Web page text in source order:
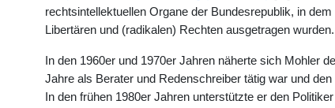
rechtsintellektuellen Organe der Bundesrepublik, in
Libertären und (radikalen) Rechten ausgetragen wurden.
In den 1960er und 1970er Jahren näherte sich Mohler
Jahre als Berater und Redenschreiber tätig war und
In den frühen 1980er Jahren unterstützte er den Politiker